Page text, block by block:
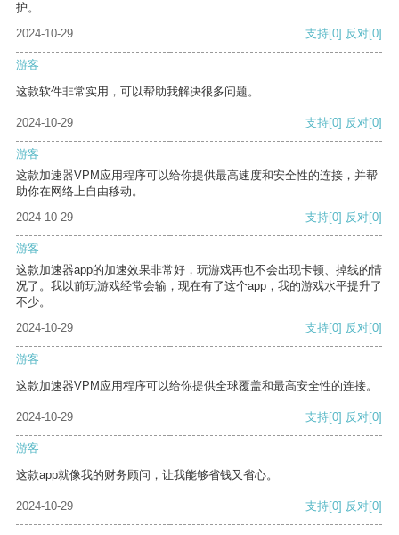
护。
2024-10-29
支持[0] 反对[0]
游客
这款软件非常实用，可以帮助我解决很多问题。
2024-10-29 支持[0] 反对[0]
游客
这款加速器VPM应用程序可以给你提供最高速度和安全性的连接，并帮
助你在网络上自由移动。
2024-10-29
支持[0] 反对[0]
游客
这款加速器app的加速效果非常好，玩游戏再也不会出现卡顿、掉线的情
况了。我以前玩游戏经常会输，现在有了这个app，我的游戏水平提升了
不少。
2024-10-29
支持[0] 反对[0]
游客
这款加速器VPM应用程序可以给你提供全球覆盖和最高安全性的连接。
2024-10-29 支持[0] 反对[0]
游客
这款app就像我的财务顾问，让我能够省钱又省心。
2024-10-29 支持[0] 反对[0]